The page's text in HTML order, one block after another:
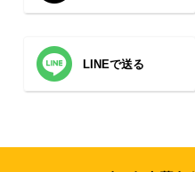
LINEで送る